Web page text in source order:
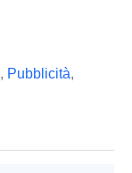
, Pubblicità,